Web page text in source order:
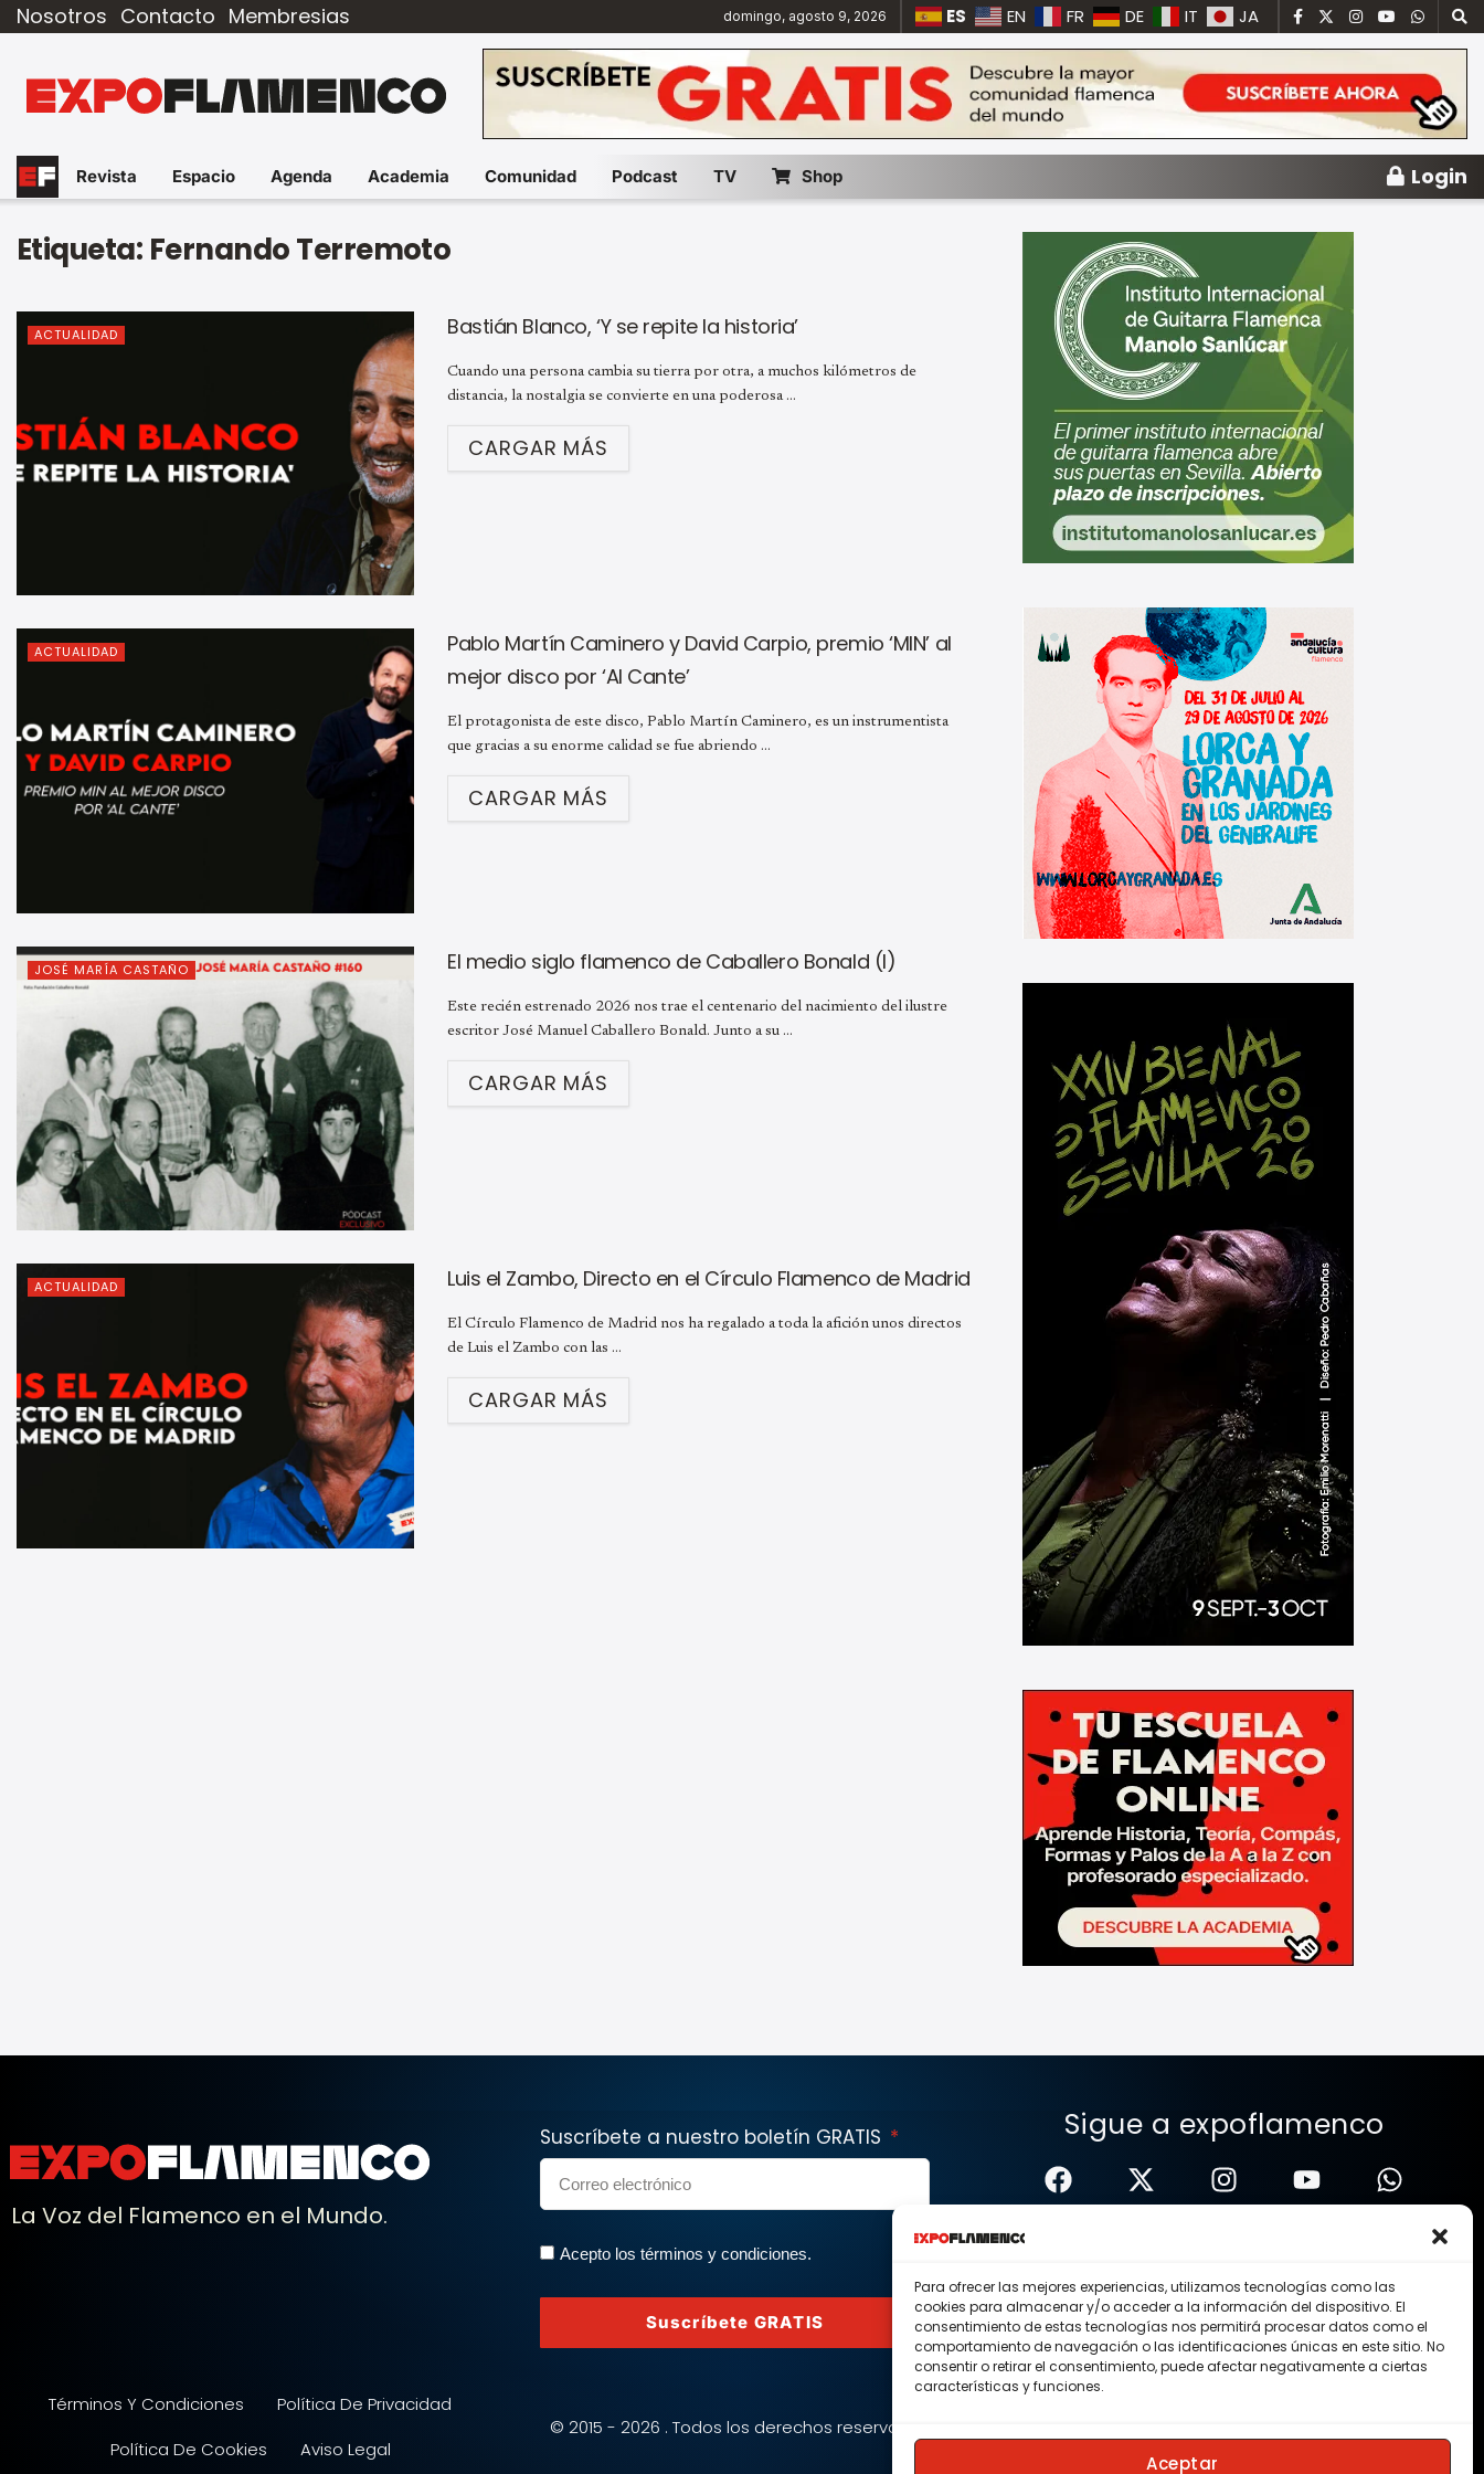
Para ofrecer las mejores experiencias, utilizamos tecnologías como las
cookies para almacenar y/o acceder a la información del dispositivo. El
consentimiento de estas tecnologías nos permitirá procesar datos como el
comportamiento de navegación o las identificaciones únicas en este sitio. No
consentir o retirar el consentimiento, puede afectar negativamente a ciertas
características y funciones.
Aceptar
Nosotros Contacto Membresias domingo, agosto 9, 2026 ES EN FR DE IT JA
Revista Espacio Agenda Academia Comunidad Podcast TV Shop Login
Etiqueta: Fernando Terremoto
ACTUALIDAD Bastián Blanco, ‘Y se repite la historia’
Cuando una persona cambia su tierra por otra, a muchos kilómetros de
distancia, la nostalgia se convierte en una poderosa ...
CARGAR MÁS
ACTUALIDAD
Pablo Martín Caminero y David Carpio, premio ‘MIN’ al
mejor disco por ‘Al Cante’
El protagonista de este disco, Pablo Martín Caminero, es un instrumentista
que gracias a su enorme calidad se fue abriendo ...
CARGAR MÁS
JOSÉ MARÍA CASTAÑO El medio siglo flamenco de Caballero Bonald (I)
Este recién estrenado 2026 nos trae el centenario del nacimiento del ilustre
escritor José Manuel Caballero Bonald. Junto a su ...
CARGAR MÁS
ACTUALIDAD Luis el Zambo, Directo en el Círculo Flamenco de Madrid
El Círculo Flamenco de Madrid nos ha regalado a toda la afición unos directos
de Luis el Zambo con las ...
CARGAR MÁS
La Voz del Flamenco en el Mundo.
Suscríbete a nuestro boletín GRATIS
Acepto los términos y condiciones.
Suscríbete GRATIS
Sigue a expoflamenco
Términos Y Condiciones
Política De Privacidad
Política De Cookies
Aviso Legal
© 2015 - 2026 . Todos los derechos reservados.